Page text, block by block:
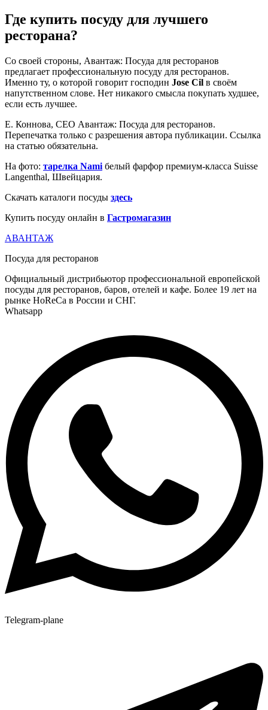
Где купить посуду для лучшего
ресторана?
Со своей стороны, Авантаж: Посуда для ресторанов
предлагает профессиональную посуду для ресторанов.
Именно ту, о которой говорит господин Jose Cil в своём
напутственном слове. Нет никакого смысла покупать худшее,
если есть лучшее.
Е. Коннова, CEO Авантаж: Посуда для ресторанов.
Перепечатка только с разрешения автора публикации. Ссылка
на статью обязательна.
На фото: тарелка Nami белый фарфор премиум-класса Suisse
Langenthal, Швейцария.
Скачать каталоги посуды здесь
Купить посуду онлайн в Гастромагазин
АВАНТАЖ
Посуда для ресторанов
Официальный дистрибьютор профессиональной европейской
посуды для ресторанов, баров, отелей и кафе. Более 19 лет на
рынке HoReCa в России и СНГ.
Whatsapp
Telegram-plane